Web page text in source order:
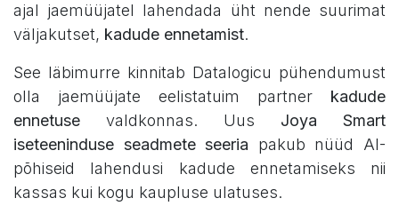
ajal jaemüüjatel lahendada üht nende suurimat
väljakutset, kadude ennetamist.
See läbimurre kinnitab Datalogicu pühendumust
olla jaemüüjate eelistatuim partner kadude
ennetuse valdkonnas. Uus Joya Smart
iseteeninduse seadmete seeria pakub nüüd AI-
põhiseid lahendusi kadude ennetamiseks nii
kassas kui kogu kaupluse ulatuses.